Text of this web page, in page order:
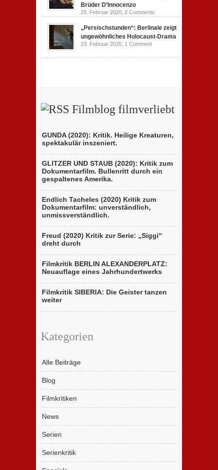
Brüder D’Innocenzo
25. Februar 2020, 2 Comments
„Persischstunden“: Berlinale zeigt
ungewöhnliches Holocaust-Drama
23. Februar 2020, 1 Comment
Filmblog filmverliebt
GUNDA (2020): Kritik. Heilige Kreaturen,
spektakulär inszeniert.
GLITZER UND STAUB (2020): Kritik zum
Dokumentarfilm. Bullenritt durch ein
gespaltenes Amerika.
Endlich Tacheles (2020) Kritik zum
Dokumentarfilm: unverständlich,
unmissverständlich.
Freud (2020) Kritik zur Serie: „Siggi“
dreht durch
Filmkritik BERLIN ALEXANDERPLATZ:
Neuauflage eines Jahrhundertwerks
Filmkritik SIBERIA: Die Geister tanzen
weiter
Kategorien
Alle Beiträge
Blog
Filmkritiken
News
Serien
Serienkritik